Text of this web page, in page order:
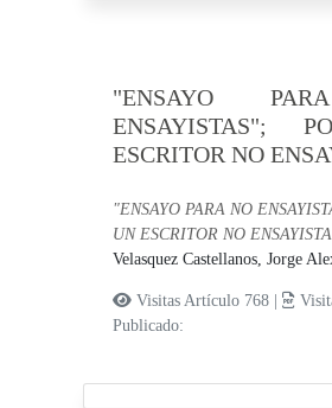
"ENSAYO
ENSAYISTAS";
ESCRITOR NO
"ENSAYO PARA NO
UN ESCRITOR NO ENSAYISTA
Velasquez Castellanos, Jorge
Visitas Artículo 768 |
Publicado: